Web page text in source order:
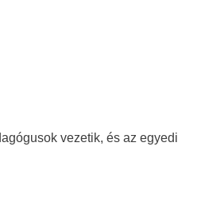
vezetik, és az egyedi